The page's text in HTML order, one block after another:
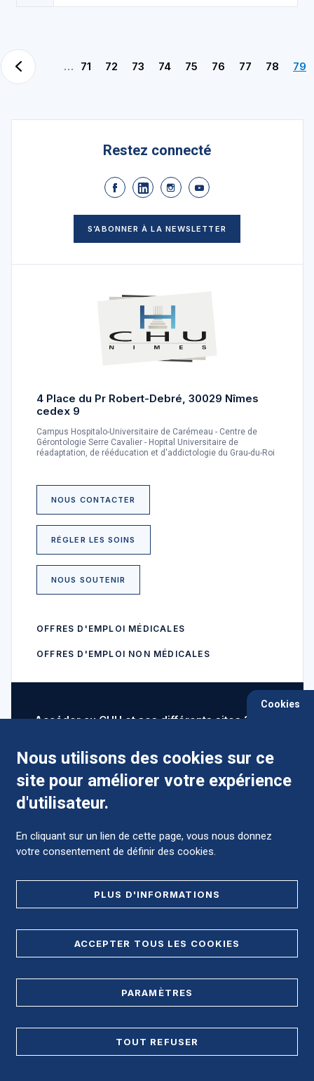
… 71 72 73 74 75 76 77 78 79
Restez connecté
S’ABONNER À LA NEWSLETTER
4 Place du Pr Robert-Debré, 30029 Nîmes
cedex 9
Campus Hospitalo-Universitaire de Carémeau - Centre de
Gérontologie Serre Cavalier - Hopital Universitaire de
réadaptation, de rééducation et d'addictologie du Grau-du-Roi
NOUS CONTACTER
RÉGLER LES SOINS
NOUS SOUTENIR
OFFRES D'EMPLOI MÉDICALES
OFFRES D'EMPLOI NON MÉDICALES
Accéder au CHU et ses différents sites ?
Comment préparer mon hospitalisation ?
PLAN DE SITE
Cookies
Nous utilisons des cookies sur ce
site pour améliorer votre expérience
d'utilisateur.
En cliquant sur un lien de cette page, vous nous donnez
votre consentement de définir des cookies.
PLUS D'INFORMATIONS
ACCEPTER TOUS LES COOKIES
PARAMÈTRES
TOUT REFUSER